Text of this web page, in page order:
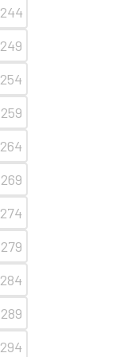
244
249
254
259
264
269
274
279
284
289
294